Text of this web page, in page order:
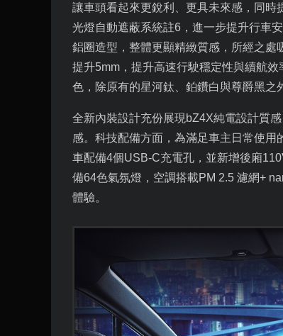
讓車頭看起來更銳利、更具未來感，同時
光燈自動遮蔽系統註6 ，進一步提升行車
鋁圈造型，整體更顯精緻質感，所經之
提升5mm ，提升高速行駛穩定性與續航
色，除原有的星河鈦、鉑鑽白與尊爵黑之
全新內裝設計充份展現 bZ4X純電設計質
感。科技配備方面，為滿足車主日常使用
車配備4個USB-C充電孔，並新增後廂
備64色氣氛燈，空調搭載PM 2.5 濾網+
體驗。